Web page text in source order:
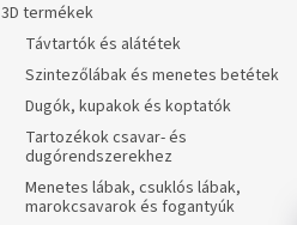
3D termékek
Távtartók és alátétek
Szintezőlábak és menetes betétek
Dugók, kupakok és koptatók
Tartozékok csavar- és
dugórendszerekhez
Menetes lábak, csuklós lábak,
marokcsavarok és fogantyúk